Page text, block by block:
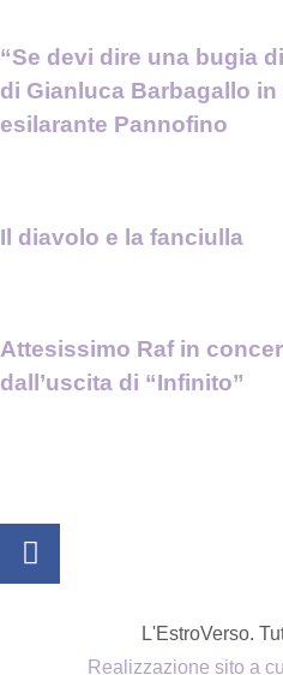
“Se devi dire una bugia
di Gianluca Barbagallo
esilarante Pannofino
Il diavolo e la fanciulla
Attesissimo Raf in
dall’uscita di “Infinito”
L'EstroVerso.
Realizzazione sito a